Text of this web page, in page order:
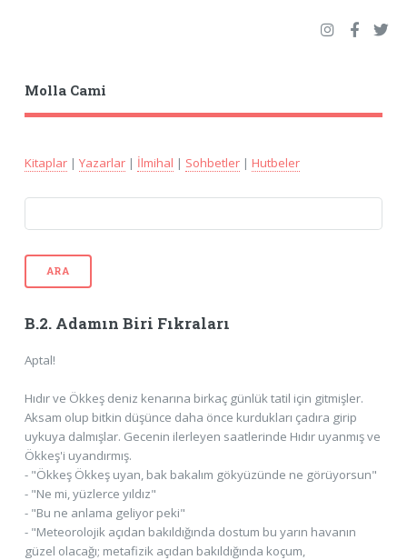
Molla Cami
Kitaplar| Yazarlar| İlmihal | Sohbetler| Hutbeler
ARA
B.2. Adamın Biri Fıkraları
Aptal!
Hıdır ve Ökkeş deniz kenarına birkaç günlük tatil için gitmişler.
Aksam olup bitkin düşünce daha önce kurdukları çadıra girip
uykuya dalmışlar. Gecenin ilerleyen saatlerinde Hıdır uyanmış ve
Ökkeş'i uyandırmış.
- "Ökkeş Ökkeş uyan, bak bakalım gökyüzünde ne görüyorsun"
- "Ne mi, yüzlerce yıldız"
- "Bu ne anlama geliyor peki"
- "Meteorolojik açıdan bakıldığında dostum bu yarın havanın
güzel olacağı; metafizik açıdan bakıldığında koçum,